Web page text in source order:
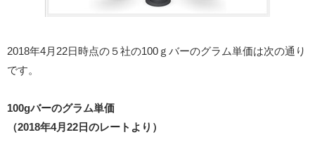
2018年4月22日時点の５社の100ｇバーのグラム単価は次の通り
です。
100gバーのグラム単価
（2018年4月22日のレートより）